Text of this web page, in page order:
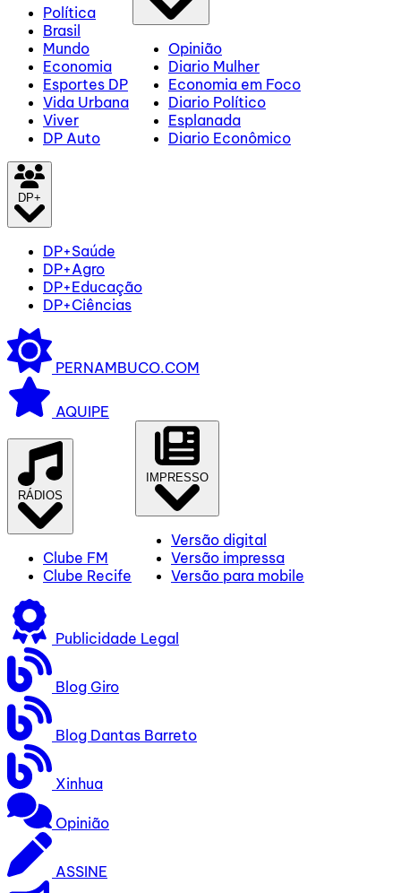
Política
Brasil
Mundo
Economia
Esportes DP
Vida Urbana
Viver
DP Auto
Opinião
Diario Mulher
Economia em Foco
Diario Político
Esplanada
Diario Econômico
DP+
DP+Saúde
DP+Agro
DP+Educação
DP+Ciências
PERNAMBUCO.COM
AQUIPE
RÁDIOS
Clube FM
Clube Recife
IMPRESSO
Versão digital
Versão impressa
Versão para mobile
Publicidade Legal
Blog Giro
Blog Dantas Barreto
Xinhua
Opinião
ASSINE